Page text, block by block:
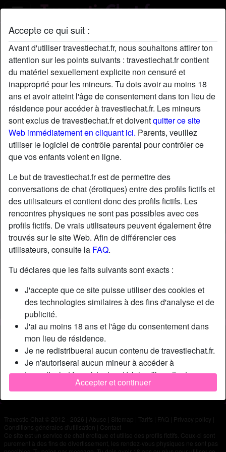
Accepte ce qui suit :
Avant d'utiliser travestiechat.fr, nous souhaitons attirer ton
attention sur les points suivants : travestiechat.fr contient
du matériel sexuellement explicite non censuré et
inapproprié pour les mineurs. Tu dois avoir au moins 18
ans et avoir atteint l'âge de consentement dans ton lieu de
résidence pour accéder à travestiechat.fr. Les mineurs
sont exclus de travestiechat.fr et doiventquitter ce site
Web immédiatement en cliquant ici. Parents, veuillez
utiliser le logiciel de contrôle parental pour contrôler ce
que vos enfants voient en ligne.
Le but de travestiechat.fr est de permettre des
conversations de chat (érotiques) entre des profils fictifs et
des utilisateurs et contient donc des profils fictifs. Les
rencontres physiques ne sont pas possibles avec ces
profils fictifs. De vrais utilisateurs peuvent également être
trouvés sur le site Web. Afin de différencier ces
utilisateurs, consulte la FAQ.
Tu déclares que les faits suivants sont exacts :
J'accepte que ce site puisse utiliser des cookies et
des technologies similaires à des fins d'analyse et de
publicité.
J'ai au moins 18 ans et l'âge du consentement dans
mon lieu de résidence.
Je ne redistribuerai aucun contenu de travestiechat.fr.
Je n'autoriserai aucun mineur à accéder à
travestiechat.fr ou à tout matériel qu'il contient.
Tout contenu que je consulte ou télécharge sur
travestiechat.fr est destiné à mon usage personnel et
Je n'ai pas été contacté par les fournisseurs de ce
matériel, et je choisis volontiers de le visualiser ou de
le télécharger.
Accepter et continuer
Profil de Belle
starAjouter chatDiscuter !
Nickname:
Âge:
26
Département:
Loiret
Sexe:
Homme
Description
N'a pas encore saisi de description
Cherche
N'a spécifié aucune préférence
Travestie Chat © 2012 - 2026 Abuse Sitemap Tarifs FAQ Privacy policy
Conditions générales d'utilisation
Contact
Ce site est un service de chat érotique et utilise des profils fictifs. Ceux-ci sont
purement à des fins de divertissement, les rendez-vous physiques ne sont pas